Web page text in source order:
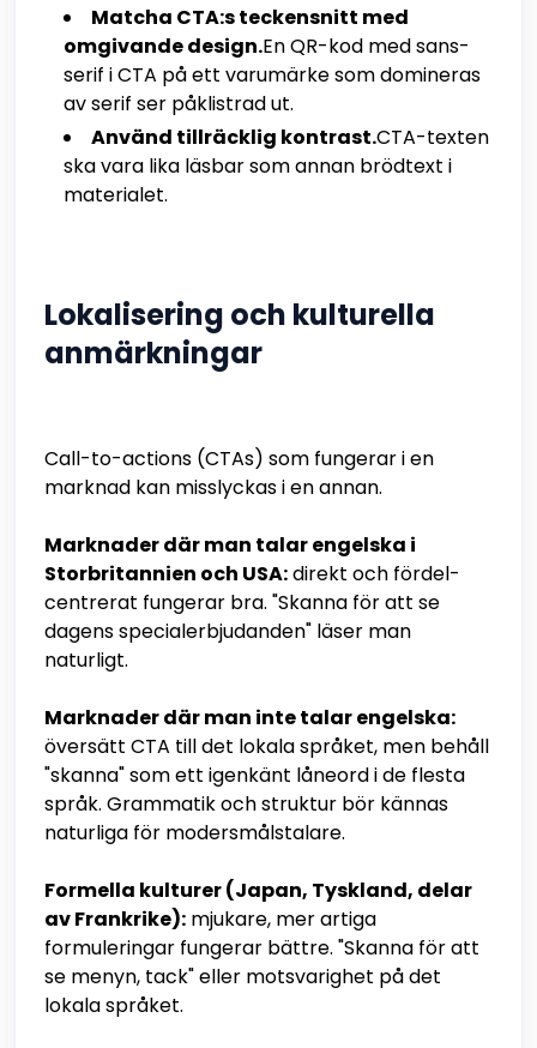
Matcha CTA:s teckensnitt med
omgivande design.En QR-kod med sans-
serif i CTA på ett varumärke som domineras
av serif ser påklistrad ut.
Använd tillräcklig kontrast.CTA-texten
ska vara lika läsbar som annan brödtext i
materialet.
Lokalisering och kulturella
anmärkningar
Call-to-actions (CTAs) som fungerar i en
marknad kan misslyckas i en annan.
Marknader där man talar engelska i
Storbritannien och USA:direkt och fördel-
centrerat fungerar bra. "Skanna för att se
dagens specialerbjudanden" läser man
naturligt.
Marknader där man inte talar engelska:
översätt CTA till det lokala språket, men behåll
"skanna" som ett igenkänt låneord i de flesta
språk. Grammatik och struktur bör kännas
naturliga för modersmålstalare.
Formella kulturer (Japan, Tyskland, delar
av Frankrike): mjukare, mer artiga
formuleringar fungerar bättre. "Skanna för att
se menyn, tack" eller motsvarighet på det
lokala språket.